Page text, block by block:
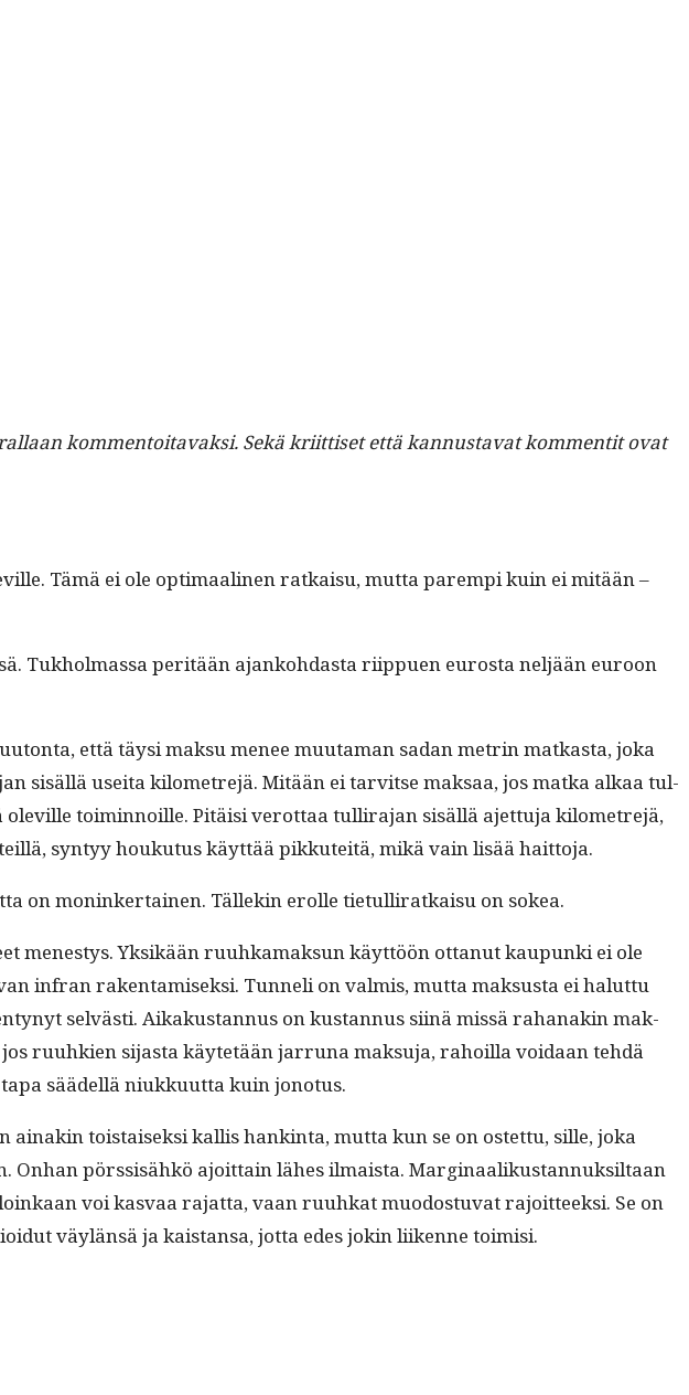
kom­men­toitavak­si. Sekä kri­it­tiset että kan­nus­ta­vat kom­men­tit ovat
Tämä ei ole opti­maa­li­nen ratkaisu, mut­ta parem­pi kuin ei mitään –
Tukhol­mas­sa per­itään ajanko­hdas­ta riip­puen eurosta neljään euroon
että täysi mak­su menee muu­ta­man sadan metrin matkas­ta, joka
sisäl­lä usei­ta kilo­me­tre­jä. Mitään ei tarvitse mak­saa, jos mat­ka alkaa tul­
toimin­noille. Pitäisi verot­taa tul­li­ra­jan sisäl­lä ajet­tu­ja kilo­me­tre­jä,
syn­tyy houku­tus käyt­tää pikkuteitä, mikä vain lisää haittoja.
on moninker­tainen. Tällekin erolle tietul­li­ratkaisu on sokea.
Yksikään ruuhka­mak­sun käyt­töön ottanut kaupun­ki ei ole
infran rak­en­tamisek­si. Tun­neli on valmis, mut­ta mak­sus­ta ei halut­tu
selvästi. Aikakus­tan­nus on kus­tan­nus siinä mis­sä rahanakin mak­
ruuhkien sijas­ta käytetään jar­runa mak­su­ja, rahoil­la voidaan tehdä
säädel­lä niukku­ut­ta kuin jonotus.
tois­taisek­si kallis han­k­in­ta, mut­ta kun se on ostet­tu, sille, joka
pörssisähkö ajoit­tain läh­es ilmaista. Mar­gin­aa­likus­tan­nuk­sil­taan
voi kas­vaa rajat­ta, vaan ruuhkat muo­dos­tu­vat rajoit­teek­si. Se on
väylän­sä ja kaistansa, jot­ta edes jokin liikenne toimisi.